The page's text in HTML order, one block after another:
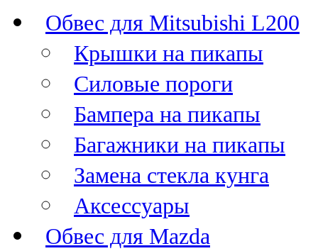
Обвес для Mitsubishi L200
Крышки на пикапы
Силовые пороги
Бампера на пикапы
Багажники на пикапы
Замена стекла кунга
Аксессуары
Обвес для Mazda